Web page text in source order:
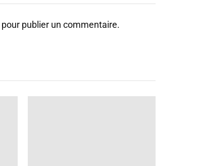
pour publier un commentaire.